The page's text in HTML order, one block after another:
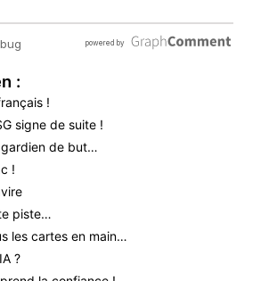
:
!
signe de suite !
gardien de but…
!
piste…
les cartes en main…
?